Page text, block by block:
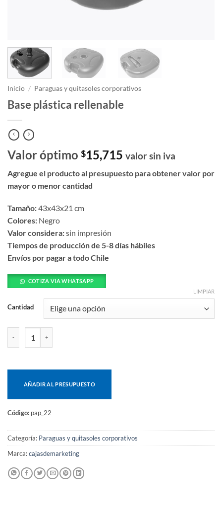
Inicio / Paraguas y quitasoles corporativos
Base plástica rellenable
Valor óptimo $15,715 valor sin iva
Agregue el producto al presupuesto para obtener valor por
mayor o menor cantidad
Tamaño:43x43x21 cm
Colores: Negro
Valor considera:sin impresión
Tiempos de producción de 5-8 días hábiles
Envíos por pagar a todo Chile
COTIZA VIA WHATSAPP
Cantidad
LIMPIAR
AÑADIR AL PRESUPUESTO
Código: pap_22
Categoría: Paraguas y quitasoles corporativos
Marca:cajasdemarketing